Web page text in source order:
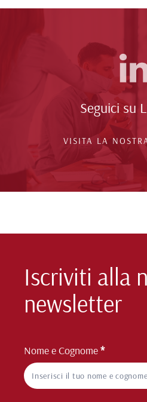
Seguici su
VISITA LA
Iscriviti alla
newsletter
Iscrizione
NL
Nome e Cognome*